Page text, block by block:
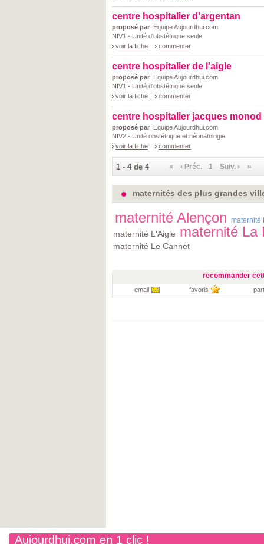
centre hospitalier d'argentan
proposé par Equipe Aujourdhui.com
NIV1 - Unité d'obstétrique seule
voir la fiche
commenter
centre hospitalier de l'aigle
proposé par Equipe Aujourdhui.com
NIV1 - Unité d'obstétrique seule
voir la fiche
commenter
centre hospitalier jacques monod
proposé par Equipe Aujourdhui.com
NIV2 - Unité obstétrique et néonatologie
voir la fiche
commenter
1 - 4 de 4 « ‹ Préc. 1 Suiv. › »
maternités des plus grandes
maternité Alençon maternité
maternité L'Aigle maternité La
maternité Le Cannet
recommander
email favoris
Aujourdhui.com en 1 clic !